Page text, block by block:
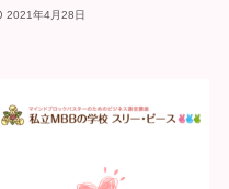
2021年4月28日